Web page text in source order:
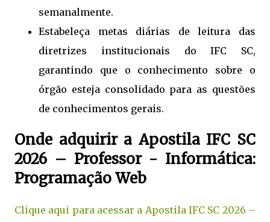
semanalmente.
Estabeleça metas diárias de leitura das
diretrizes institucionais do IFC SC,
garantindo que o conhecimento sobre o
órgão esteja consolidado para as questões
de conhecimentos gerais.
Onde adquirir a Apostila IFC SC
2026 – Professor - Informática:
Programação Web
Clique aqui para acessar a Apostila IFC SC 2026 –